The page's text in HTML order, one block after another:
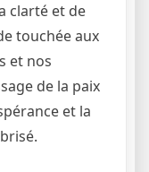
clarté et de
touchée aux
et nos
de la paix
et la